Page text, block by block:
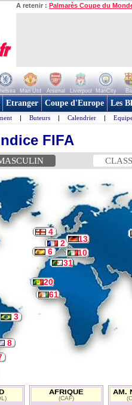
A retenir : Palmarès Coupe du
Man Utd Arsenal Liverpool ManCity
Etranger Coupe d'Europe Les
| Buteurs | Calendrier |
FIFA
4
2
13
6
10
8
3
61
20
31
AFRIQUE
(CAF)
AM.